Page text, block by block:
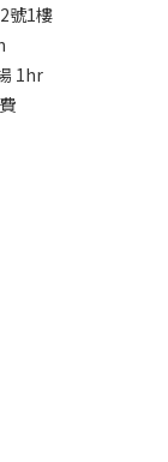
號1樓
1hr